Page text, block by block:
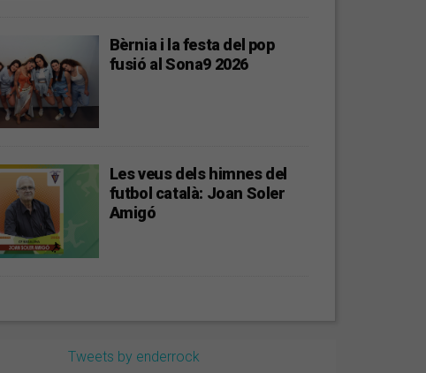
Bèrnia i la festa del pop
fusió al Sona9 2026
Les veus dels himnes del
futbol català: Joan Soler
Amigó
Tweets by enderrock